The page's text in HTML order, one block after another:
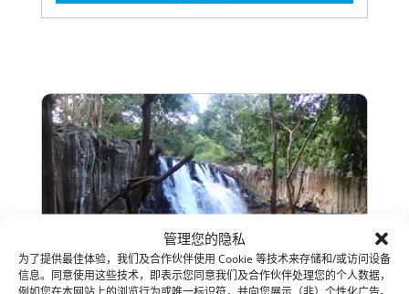
管理您的隐私
为了提供最佳体验，我们及合作伙伴使用 Cookie 等技术来存储和/或访问设备
信息。同意使用这些技术，即表示您同意我们及合作伙伴处理您的个人数据，